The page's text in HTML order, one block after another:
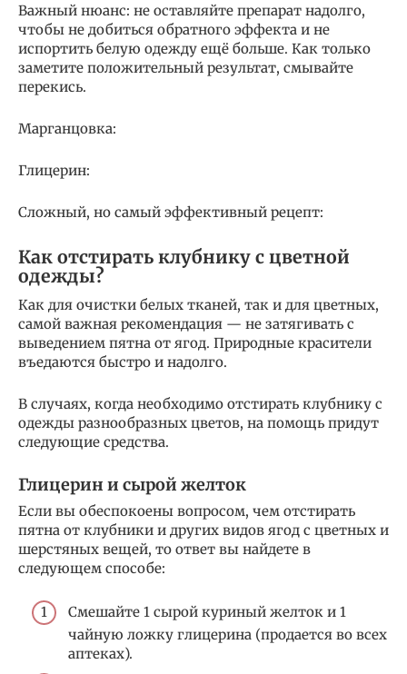
Важный нюанс: не оставляйте препарат надолго,
чтобы не добиться обратного эффекта и не
испортить белую одежду ещё больше. Как только
заметите положительный результат, смывайте
перекись.
Марганцовка:
Глицерин:
Сложный, но самый эффективный рецепт:
Как отстирать клубнику с цветной
одежды?
Как для очистки белых тканей, так и для цветных,
самой важная рекомендация — не затягивать с
выведением пятна от ягод. Природные красители
въедаются быстро и надолго.
В случаях, когда необходимо отстирать клубнику с
одежды разнообразных цветов, на помощь придут
следующие средства.
Глицерин и сырой желток
Если вы обеспокоены вопросом, чем отстирать
пятна от клубники и других видов ягод с цветных и
шерстяных вещей, то ответ вы найдете в
следующем способе:
Смешайте 1 сырой куриный желток и 1
чайную ложку глицерина (продается во всех
аптеках).